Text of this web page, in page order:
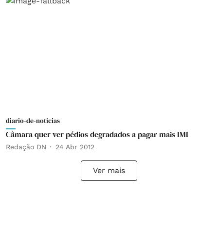
diario-de-noticias
Câmara quer ver pédios degradados a pagar mais IMI
Redação DN 24 Abr 2012
Ver mais